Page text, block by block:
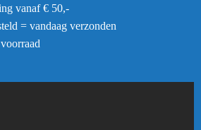
vanaf € 50,-
= vandaag verzonden